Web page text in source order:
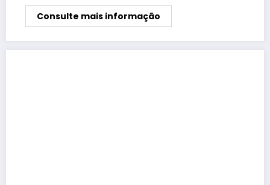
Consulte mais informação